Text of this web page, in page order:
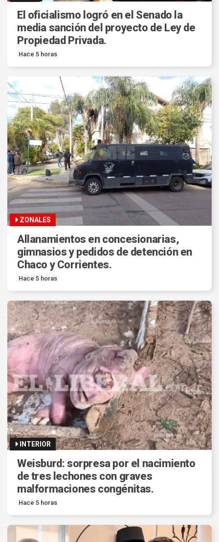
El oficialismo logró en el Senado la
media sanción del proyecto de Ley de
Propiedad Privada.
Hace 5 horas
ZONALES
Allanamientos en concesionarias,
gimnasios y pedidos de detención en
Chaco y Corrientes.
Hace 5 horas
INTERIOR
Weisburd: sorpresa por el nacimiento
de tres lechones con graves
malformaciones congénitas.
Hace 5 horas